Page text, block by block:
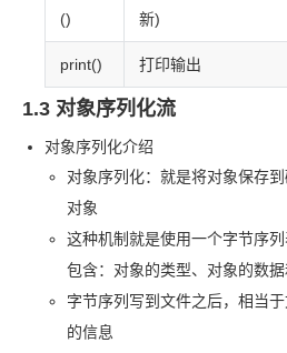
()
新)
print() 打印输出
1.3 对象序列化流
对象序列化介绍
对象序列化：就是将对象保存
对象
这种机制就是使用一个字节序
包含：对象的类型、对象的数
字节序列写到文件之后，相当
的信息